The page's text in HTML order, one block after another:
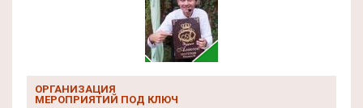
ОРГАНИЗАЦИЯ
МЕРОПРИЯТИЙ ПОД КЛЮЧ